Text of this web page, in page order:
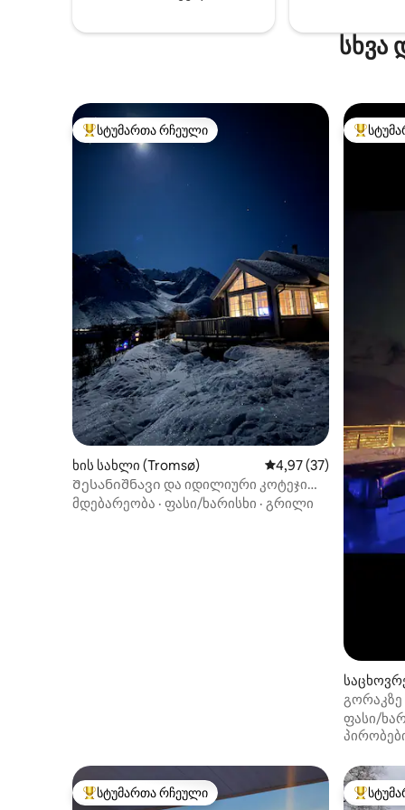
სხვა
სტუმართა რჩეული მოწინავე ვარიანტი
სტუმართა რჩეული
ხის სახლი (Tromsø) საშუალო შეფასებაა
4,97 (37)
Შესანიშნავი და იდილიური კოტეჯი
სიურსნესში
მდებარეობა · ფასი/ხარისხი · გრილი
გორაკზე
ფასი/
სტუმართა რჩეული მოწინავე ვარიანტი
სტუმართა რჩეული